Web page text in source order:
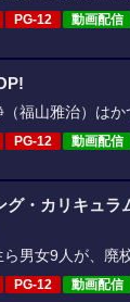
PG-12 動画配信
（福山雅治）はか
PG-12 動画配信
グ・カリキュラ
ら男女9人が、廃
PG-12 動画配信